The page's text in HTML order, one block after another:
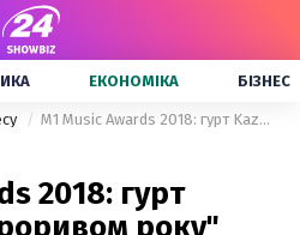
ЕКОНОМІКА БІЗНЕС
M1 Music Awards 2018: гурт Kazka став "Проривом року"
2018: гурт
року"